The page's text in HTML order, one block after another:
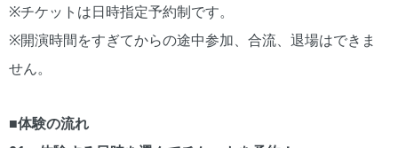
※チケットは日時指定予約制です。
※開演時間をすぎてからの途中参加、合流、退場はできま
せん。
■体験の流れ